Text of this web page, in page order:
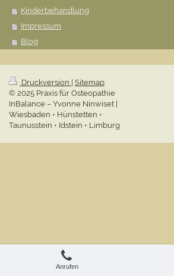
Kinderbehandlung
Impressum
Blog
Druckversion
Sitemap
© 2025 Praxis für Osteopathie
InBalance – Yvonne Ninwiset |
Wiesbaden • Hünstetten •
Taunusstein • Idstein • Limburg
Anrufen